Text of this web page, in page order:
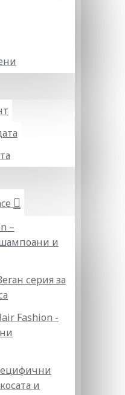
–
и
серия за
Fashion -
и